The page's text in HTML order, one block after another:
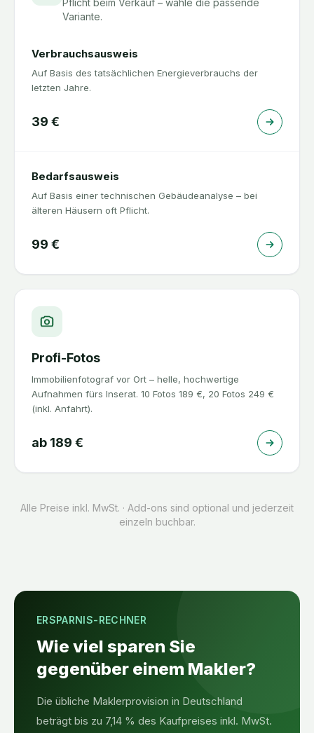
Pflicht beim Verkauf – wähle die passende
Variante.
Verbrauchsausweis
Auf Basis des tatsächlichen Energieverbrauchs der
letzten Jahre.
39 €
Bedarfsausweis
Auf Basis einer technischen Gebäudeanalyse – bei
älteren Häusern oft Pflicht.
99 €
Profi-Fotos
Immobilienfotograf vor Ort – helle, hochwertige
Aufnahmen fürs Inserat. 10 Fotos 189 €, 20 Fotos 249 €
(inkl. Anfahrt).
ab 189 €
Alle Preise inkl. MwSt. · Add-ons sind optional und jederzeit
einzeln buchbar.
ERSPARNIS-RECHNER
Wie viel sparen Sie
gegenüber einem Makler?
Die übliche Maklerprovision in Deutschland
beträgt bis zu 7,14 % des Kaufpreises inkl. MwSt.